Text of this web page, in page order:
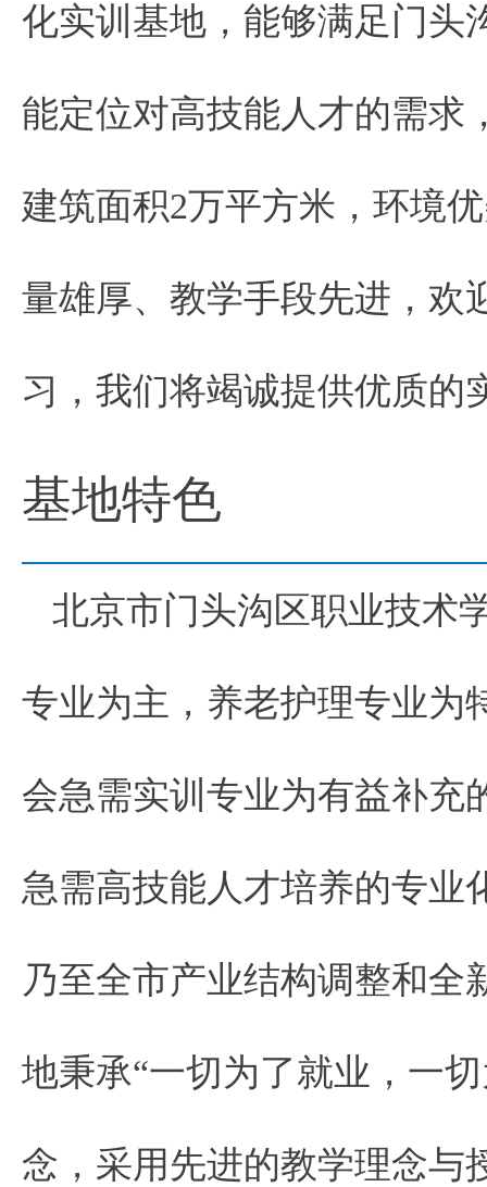
化实训基地，能够满足门头
能定位对高技能人才的需求
建筑面积2万平方米，环境
量雄厚、教学手段先进，欢
习，我们将竭诚提供优质的
基地特色
北京市门头沟区职业技术
专业为主，养老护理专业为
会急需实训专业为有益补充
急需高技能人才培养的专业
乃至全市产业结构调整和全
地秉承“一切为了就业，一
念，采用先进的教学理念与